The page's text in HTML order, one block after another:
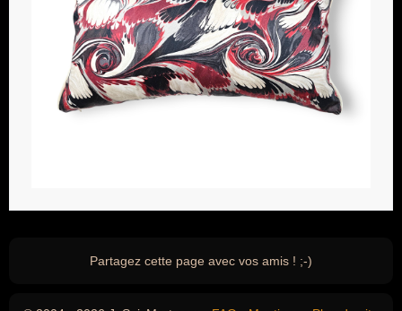
Partagez cette page avec vos amis ! ;-)